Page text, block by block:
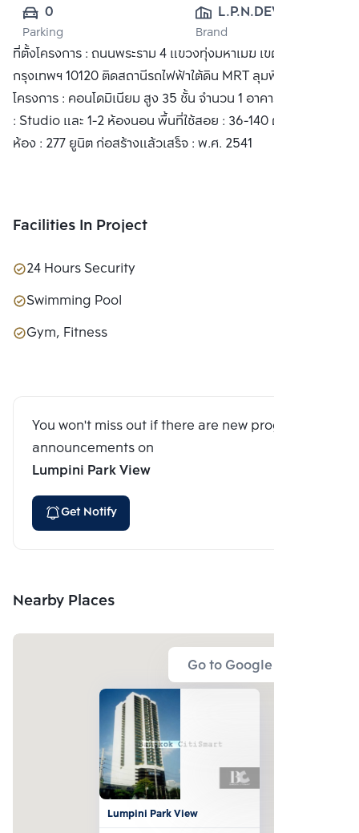
0
Parking
L.P.N.DEVELOPMENT
PUBLIC CO.,
LTD.
Brand
ที่ตั้งโครงการ : ถนนพระราม 4 แขวงทุ่งมหาเมฆ เขตสาทร
กรุงเทพฯ 10120 ติดสถานีรถไฟฟ้าใต้ดิน MRT ลุมพินี ประเภท
โครงการ : คอนโดมิเนียม สูง 35 ชั้น จำนวน 1 อาคาร ประเภทห้อง
: Studio และ 1-2 ห้องนอน พื้นที่ใช้สอย : 36-140 ตร.ม. จำนวน
ห้อง : 277 ยูนิต ก่อสร้างแล้วเสร็จ : พ.ศ. 2541
Facilities In Project
24 Hours Security
Swimming Pool
Gym, Fitness
You won't miss out if there are new program
announcements on
Lumpini Park View
Get Notify
Nearby Places
Go to Google Map
Lumpini Park View